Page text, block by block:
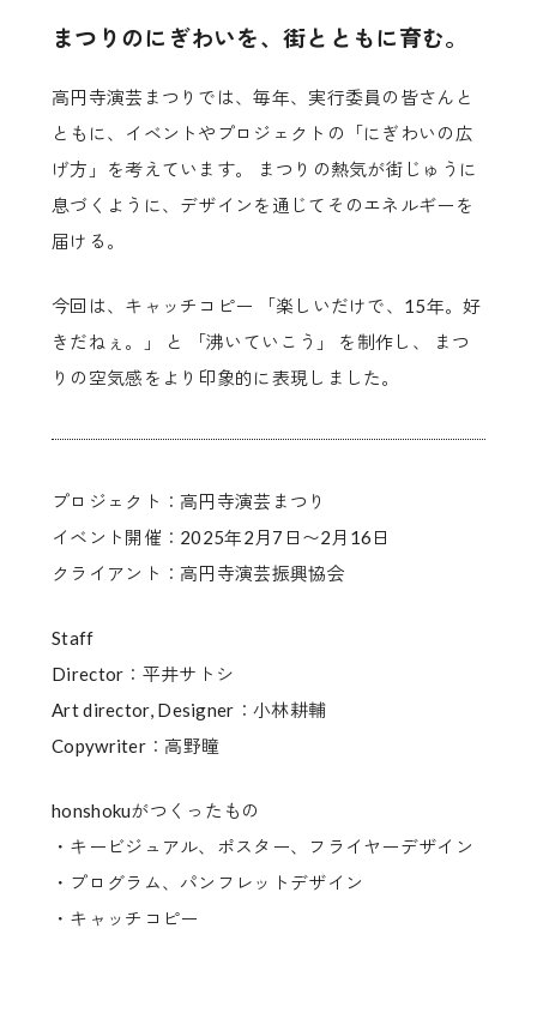
まつりのにぎわいを、街とともに育む。
高円寺演芸まつりでは、毎年、実行委員の皆さんと
ともに、イベントやプロジェクトの「にぎわいの広
げ方」を考えています。 まつりの熱気が街じゅうに
息づくように、デザインを通じてそのエネルギーを
届ける。
今回は、キャッチコピー 「楽しいだけで、15年。好
きだねぇ。」 と 「沸いていこう」 を制作し、 まつ
りの空気感をより印象的に表現しました。
プロジェクト：高円寺演芸まつり
イベント開催：2025年2月7日〜2月16日
クライアント：高円寺演芸振興協会
Staff
Director：平井サトシ
Art director, Designer：小林耕輔
Copywriter：高野瞳
honshokuがつくったもの
・キービジュアル、ポスター、フライヤーデザイン
・プログラム、パンフレットデザイン
・キャッチコピー